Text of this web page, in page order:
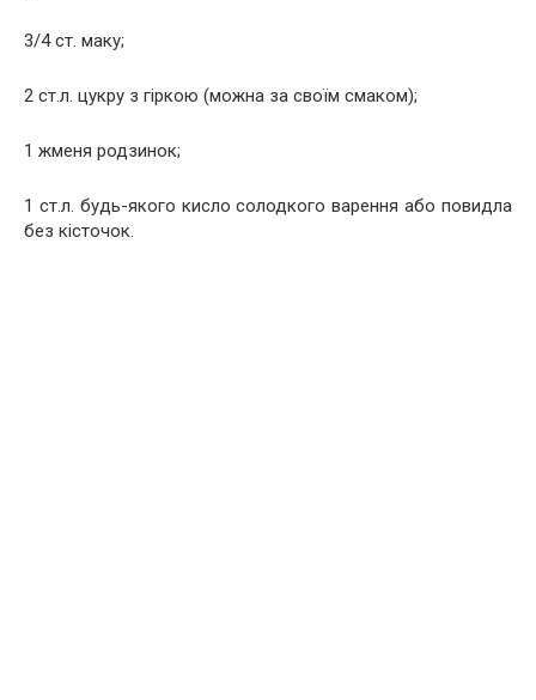
3/4 ст. маку;
2 ст.л. цукру з гіркою (можна за своїм смаком);
1 жменя родзинок;
1 ст.л. будь-якого кисло солодкого варення або повидла
без кісточок.